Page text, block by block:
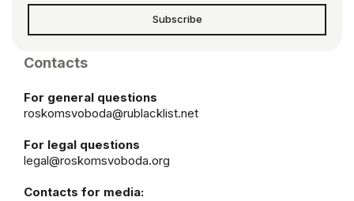
Subscribe
Contacts
For general questions
roskomsvoboda@rublacklist.net
For legal questions
legal@roskomsvoboda.org
Contacts for media: